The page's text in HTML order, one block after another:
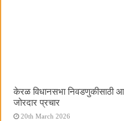
केरळ विधानसभा निवडणुकीसाठी
जोरदार प्रचार
20th March 2026